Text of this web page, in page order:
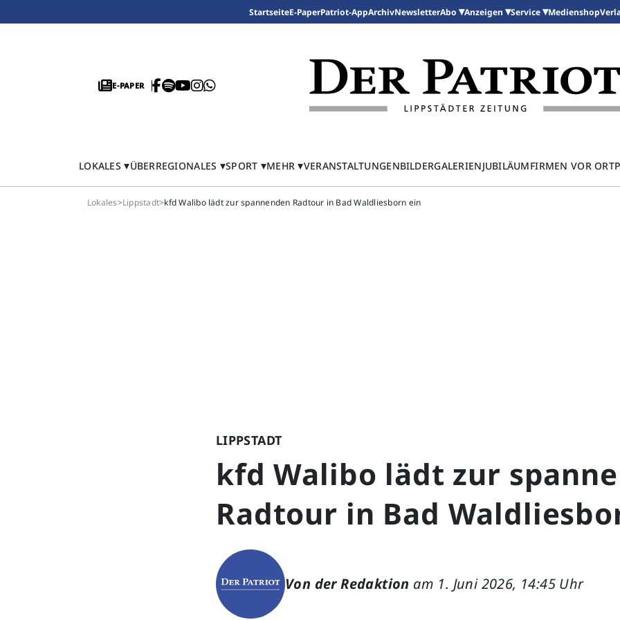
StartseiteE-PaperPatriot-AppArchivNewsletterAbo Anzeigen Service Medienshop
E-PAPER
LOKALES ÜBERREGIONALES SPORT MEHR VERANSTALTUNGENBILDERGALERIENJUBILÄUMFIRMEN VOR ORT
Lokales>Lippstadt>kfd Walibo lädt zur spannenden Radtour in Bad Waldliesborn ein
LIPPSTADT
kfd Walibo lädt zur
Radtour in Bad
Von der Redaktion am 1. Juni 2026, 14:45 Uhr